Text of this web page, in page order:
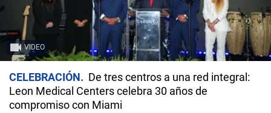
VIDEO
CELEBRACIÓN
De tres centros a una red integral:
Leon Medical Centers celebra 30 años de
compromiso con Miami